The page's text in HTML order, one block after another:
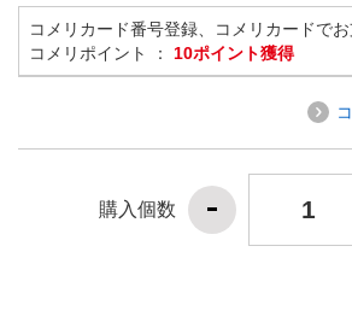
コメリカード番号登録、コメリカードで
コメリポイント ： 10ポイント獲得
購入個数